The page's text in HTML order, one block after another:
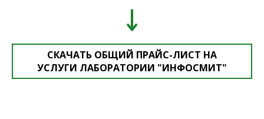
СКАЧАТЬ ОБЩИЙ ПРАЙС-ЛИСТ НА
УСЛУГИ ЛАБОРАТОРИИ "ИНФОСМИТ"